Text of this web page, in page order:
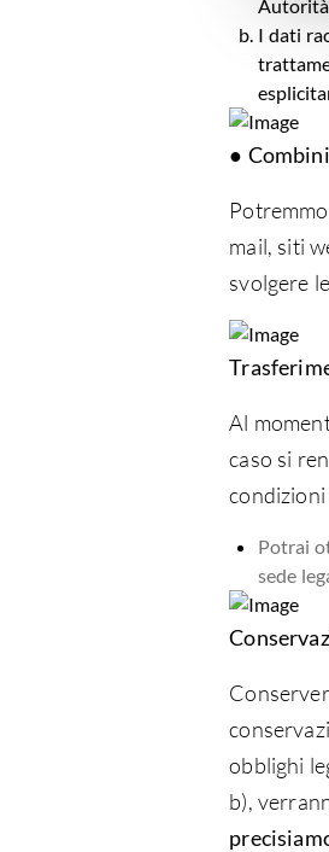
I dati
●
mail, siti
svolgere
Al
caso si
condizioni
Potrai
sede
obblighi
b),